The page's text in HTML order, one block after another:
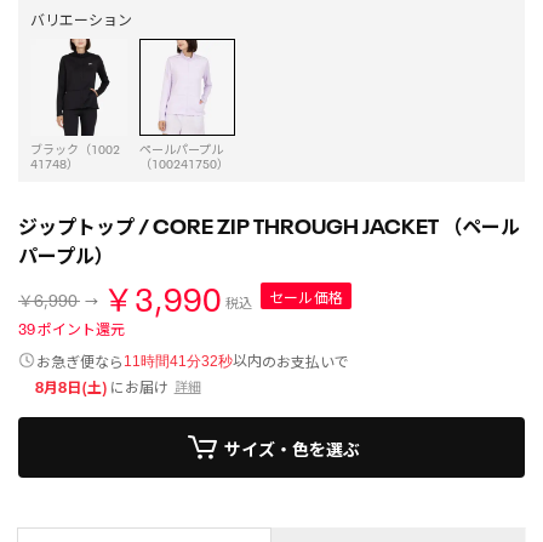
バリエーション
ブラック（1002
41748）
ペールパープル
（100241750）
ジップトップ / CORE ZIP THROUGH JACKET （ペール
パープル）
￥6,990 ￥3,990 税込
セール価格
39ポイント還元
お急ぎ便なら 11時間41分32秒以内のお支払いで
8月8日(土) にお届け 詳細
サイズ・色を選ぶ